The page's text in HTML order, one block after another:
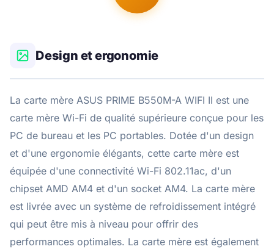
Design et ergonomie
La carte mère ASUS PRIME B550M-A WIFI II est une
carte mère Wi-Fi de qualité supérieure conçue pour les
PC de bureau et les PC portables. Dotée d'un design
et d'une ergonomie élégants, cette carte mère est
équipée d'une connectivité Wi-Fi 802.11ac, d'un
chipset AMD AM4 et d'un socket AM4. La carte mère
est livrée avec un système de refroidissement intégré
qui peut être mis à niveau pour offrir des
performances optimales. La carte mère est également